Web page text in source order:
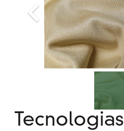
Tecnologias